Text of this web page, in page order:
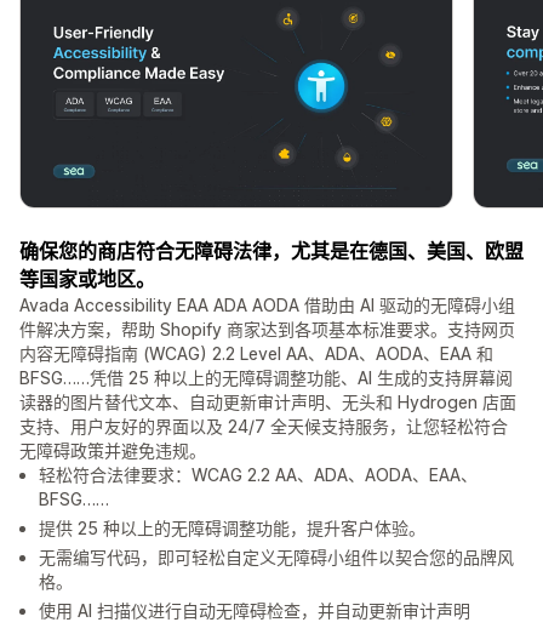
确保您的商店符合无障碍法律，尤其是在德国、美国、欧盟
等国家或地区。
Avada Accessibility EAA ADA AODA 借助由 AI 驱动的无障碍小组
件解决方案，帮助 Shopify 商家达到各项基本标准要求。支持网页
内容无障碍指南 (WCAG) 2.2 Level AA、ADA、AODA、EAA 和
BFSG……凭借 25 种以上的无障碍调整功能、AI 生成的支持屏幕阅
读器的图片替代文本、自动更新审计声明、无头和 Hydrogen 店面
支持、用户友好的界面以及 24/7 全天候支持服务，让您轻松符合
无障碍政策并避免违规。
轻松符合法律要求：WCAG 2.2 AA、ADA、AODA、EAA、
BFSG……
提供 25 种以上的无障碍调整功能，提升客户体验。
无需编写代码，即可轻松自定义无障碍小组件以契合您的品牌风
格。
使用 AI 扫描仪进行自动无障碍检查，并自动更新审计声明